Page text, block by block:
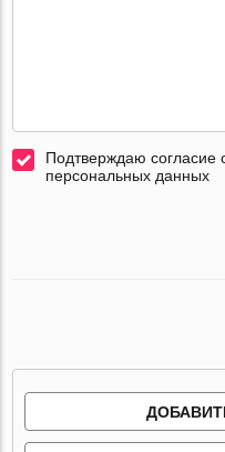
Подтверждаю согласие
персональных данных